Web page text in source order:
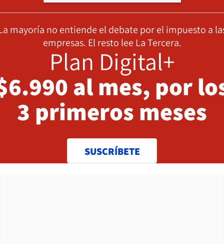
mayoría no entiende el debate por el impuesto a
empresas. El resto lee La Tercera.
Plan Digital+
al mes, por
3 primeros meses
SUSCRÍBETE